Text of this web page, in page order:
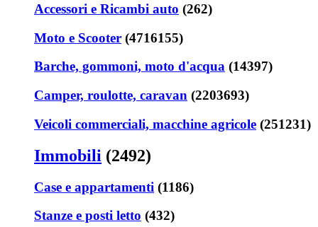
Accessori e Ricambi auto (262)
Moto e Scooter (4716155)
Barche, gommoni, moto d'acqua (14397)
Camper, roulotte, caravan (2203693)
Veicoli commerciali, macchine agricole (251231)
Immobili (2492)
Case e appartamenti (1186)
Stanze e posti letto (432)